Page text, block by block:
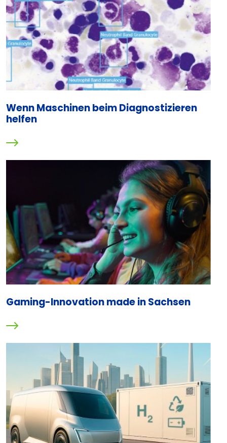
Wenn Maschinen beim Diagnostizieren
helfen
Gaming-Innovation made in Sachsen